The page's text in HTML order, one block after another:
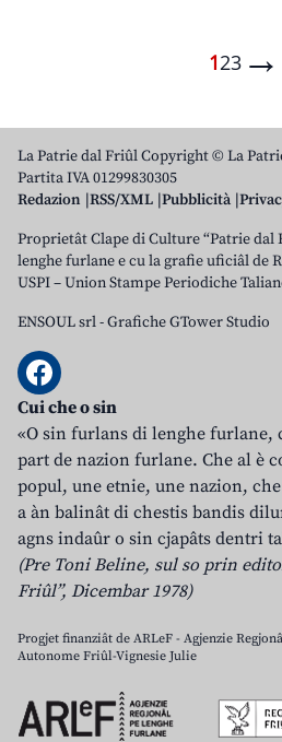
123 →
La Patrie dal Friûl Copyright © La
Partita IVA 01299830305
Redazion RSS/XML Pubblicità
Proprietât Clape di Culture “Patrie
lenghe furlane e cu la grafie uficiâl de
USPI – Union Stampe Periodiche
ENSOUL srl-Grafiche GTower Studio
Cui che o sin
«O sin furlans di lenghe furlane,
part de nazion furlane. Che al è
popul, une etnie, une nazion,
a àn balinât di chestis bandis
agns indaûr o sin cjapâts dentri
(Pre Toni Beline, sul so prin
Friûl”, Dicembar 1978)
Progjet finanziât de ARLeF - Agjenzie
Autonome Friûl-Vignesie Julie